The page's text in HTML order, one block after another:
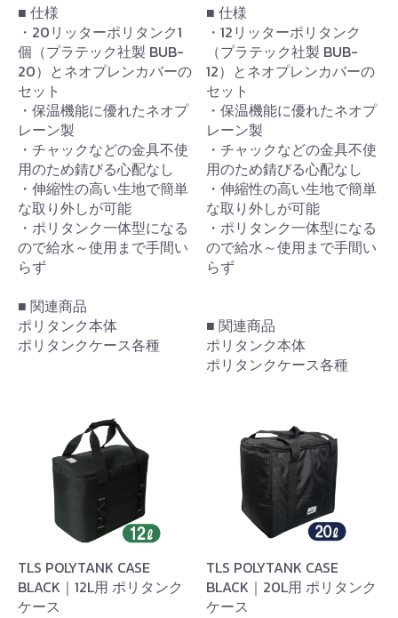
■ 仕様
・20リッターポリタンク1
個（プラテック社製 BUB-
20）とネオプレンカバーの
セット
・保温機能に優れたネオプ
レーン製
・チャックなどの金具不使
用のため錆びる心配なし
・伸縮性の高い生地で簡単
な取り外しが可能
・ポリタンク一体型になる
ので給水～使用まで手間い
らず
■ 関連商品
ポリタンク本体
ポリタンクケース各種
■ 仕様
・12リッターポリタンク
（プラテック社製 BUB-
12）とネオプレンカバーの
セット
・保温機能に優れたネオプ
レーン製
・チャックなどの金具不使
用のため錆びる心配なし
・伸縮性の高い生地で簡単
な取り外しが可能
・ポリタンク一体型になる
ので給水～使用まで手間い
らず
■ 関連商品
ポリタンク本体
ポリタンクケース各種
TLS POLYTANK CASE
BLACK｜12L用 ポリタンク
ケース
TLS POLYTANK CASE
BLACK｜20L用 ポリタンク
ケース